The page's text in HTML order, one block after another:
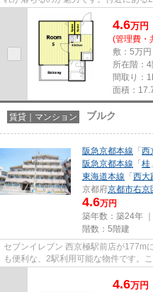
けることができます。当社イチ...
4.6万円
(管理費・
敷：5万
所在階：
間取り：
面積：
賃貸｜マンション ブルク
阪急京都本線 「 西
阪急京都本線 「 桂
東海道本線 「 西大
京都府京都市右京
4.6万円
築年数：築24年
階数：5階建
セブンイレブン 西京極駅前店が177m
も便利な、2駅利用可能な物件です。
4.6万円